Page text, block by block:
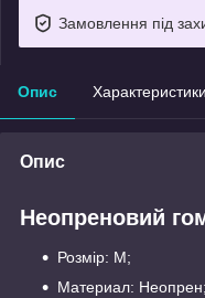
Замовлення під
Опис Характеристики
Опис
Неопреновий
Розмір: M;
Материал: Неопрен;